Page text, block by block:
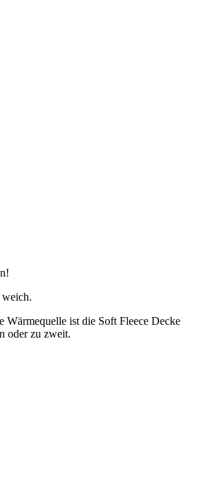
weich.
Wärmequelle ist die Soft Fleece Decke
oder zu zweit.